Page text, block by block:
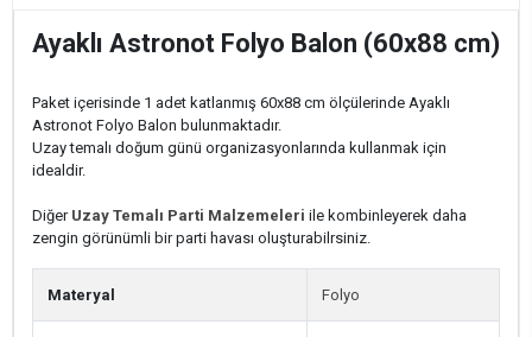
Ayaklı Astronot Folyo Balon (60x88 cm)
Paket içerisinde 1 adet katlanmış 60x88 cm ölçülerinde Ayaklı
Astronot Folyo Balon bulunmaktadır.
Uzay temalı doğum günü organizasyonlarında kullanmak için
idealdir.
DiğerUzay Temalı Parti Malzemeleri ile kombinleyerek daha
zengin görünümli bir parti havası oluşturabilrsiniz.
Materyal Folyo